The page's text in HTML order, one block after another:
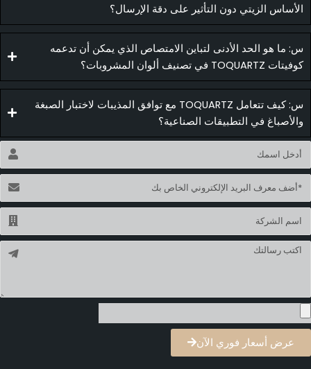
الأساس الزيتي دون التأثير على دقة الإرسال؟
س: ما هو الحد الأدنى لتباين الامتصاص الذي يمكن أن تدعمه
كوفيتات TOQUARTZ في تصنيف ألوان المشروبات؟
س: كيف تتعامل TOQUARTZ مع توافق المذيبات لاختبار الصبغة
والأصباغ في التطبيقات الصناعية؟
عرض أسعار فوري الآن